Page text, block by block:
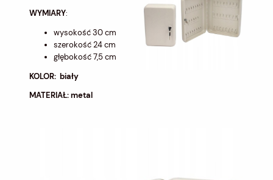
WYMIARY:
wysokość 30 cm
szerokość 24 cm
głębokość 7,5 cm
KOLOR: biały
MATERIAŁ: metal